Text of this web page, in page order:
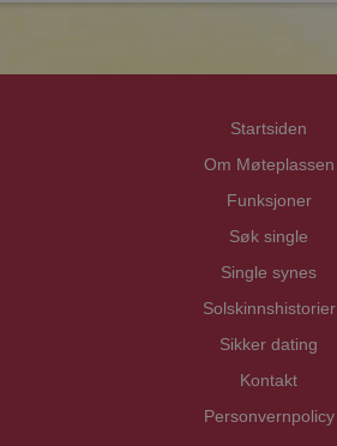
Startsiden
Om Møteplassen
Funksjoner
Søk single
Single synes
Solskinnshistorier
Sikker dating
Kontakt
Personvernpolicy